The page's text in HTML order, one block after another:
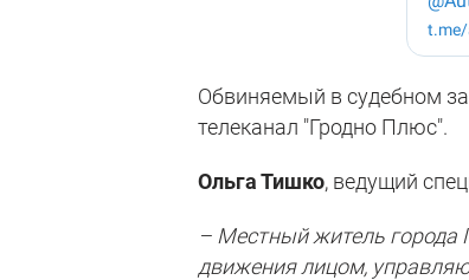
Обвиняемый в судебном
телеканал "Гродно Плюс".
Ольга Тишко, ведущий
– Местный житель города
движения лицом,